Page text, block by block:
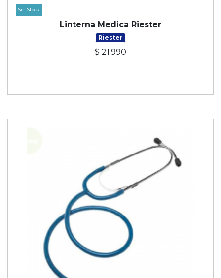
Sin Stock
Linterna Medica Riester
Riester
$ 21.990